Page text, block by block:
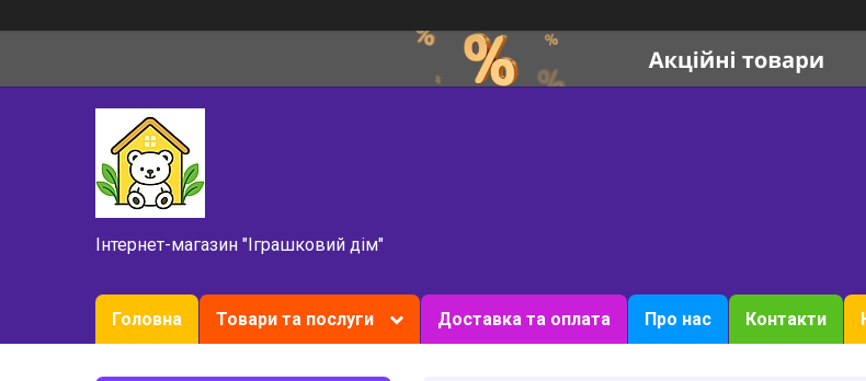
Інтернет-магазин "Іграшковий дім"
Головна Товари та послуги Доставка та оплата Про нас Контакти